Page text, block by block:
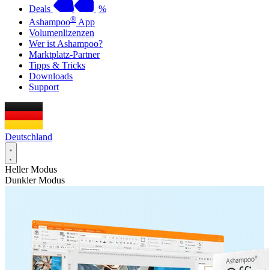
Deals
%
Ashampoo® App
Volumenlizenzen
Wer ist Ashampoo?
Marktplatz-Partner
Tipps & Tricks
Downloads
Support
Deutschland
Heller Modus
Dunkler Modus